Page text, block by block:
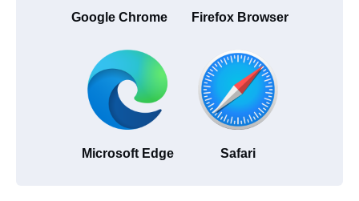
Google Chrome Firefox Browser
Microsoft Edge Safari